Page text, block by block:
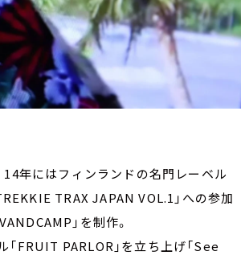
年にはフィンランドの名門レーベル
TRAX JAPAN VOL.1」への参加
」を制作。
FRUIT PARLOR」を立ち上げ「See